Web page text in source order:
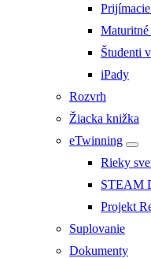
Študenti
iPady
Rozvrh
Žiacka knižka
eTwinning
Rieky
STEAM
Projekt
Suplovanie
Dokumenty